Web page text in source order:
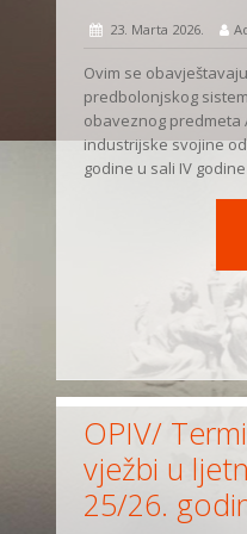
23. Marta 2026.
Ovim se
predbolonjskog
obaveznog predmeta
industrijske svojine
godine u sali IV
OPIV/
vježbi u
25/26.